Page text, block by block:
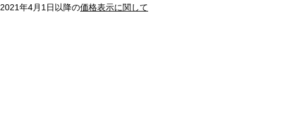
2021年4月1日以降の価格表示に関して